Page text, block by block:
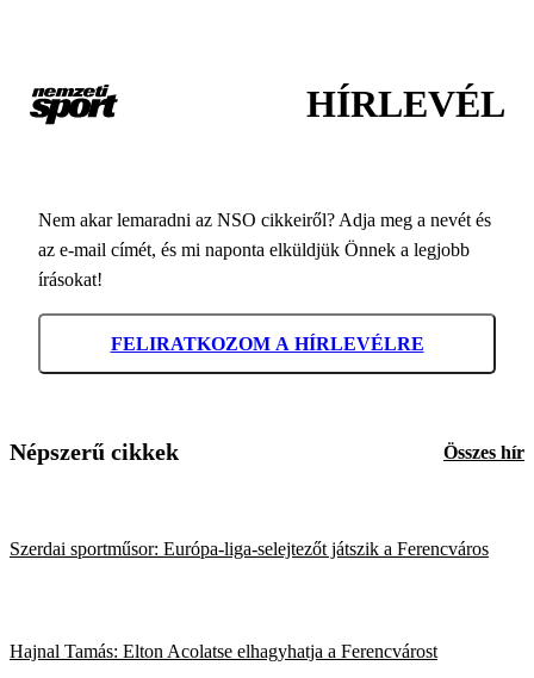
HÍRLEVÉL
Nem akar lemaradni az NSO cikkeiről? Adja meg a nevét és
az e-mail címét, és mi naponta elküldjük Önnek a legjobb
írásokat!
FELIRATKOZOM A HÍRLEVÉLRE
Népszerű cikkek Összes hír
Szerdai sportműsor: Európa-liga-selejtezőt játszik a Ferencváros
Hajnal Tamás: Elton Acolatse elhagyhatja a Ferencvárost